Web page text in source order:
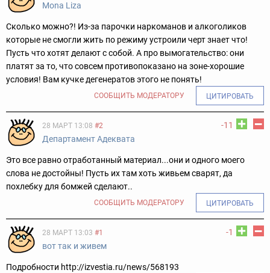
Mona Liza
Сколько можно?! Из-за парочки наркоманов и алкоголиков
которые не смогли жить по режиму устроили черт знает что!
Пусть что хотят делают с собой. А про вымогательство: они
платят за то, что совсем противопоказано на зоне-хорошие
условия! Вам кучке дегенератов этого не понять!
СООБЩИТЬ МОДЕРАТОРУ ЦИТИРОВАТЬ
-11
28 МАРТ 13:08 #2
Департамент Адеквата
Это все равно отработанный материал...они и одного моего
слова не достойны! Пусть их там хоть живьем сварят, да
похлебку для бомжей сделают..
СООБЩИТЬ МОДЕРАТОРУ ЦИТИРОВАТЬ
-1
28 МАРТ 13:03 #1
вот так и живем
Подробности http://izvestia.ru/news/568193